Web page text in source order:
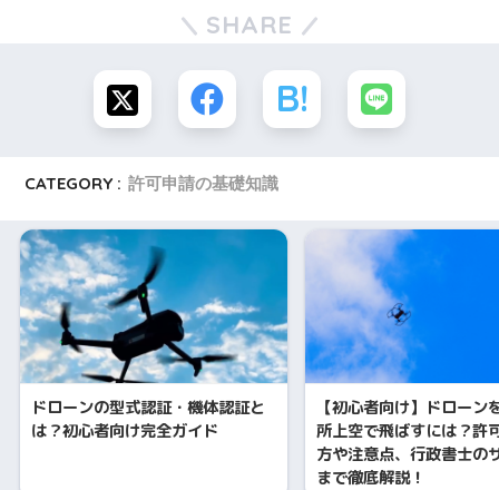
SHARE
CATEGORY : 許可申請の基礎知識
ドローンの型式認証・機体認証と
は？初心者向け完全ガイド
【初心者向け】ドローン
所上空で飛ばすには？許
方や注意点、行政書士の
まで徹底解説！